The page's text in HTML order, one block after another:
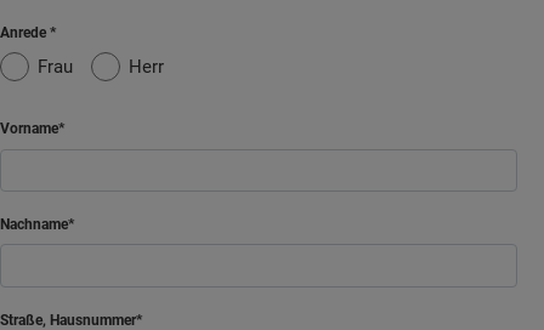
Anrede
Frau Herr
Vorname
Nachname
Straße, Hausnummer